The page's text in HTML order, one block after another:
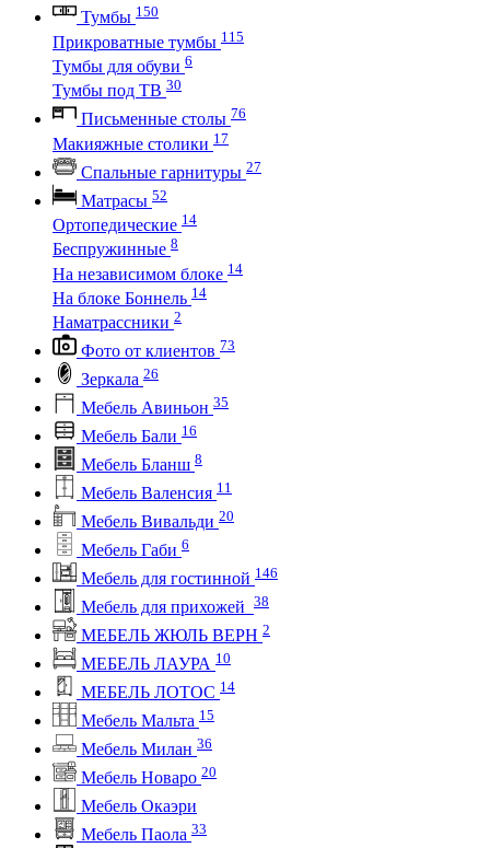
Тумбы 150
Прикроватные тумбы 115
Тумбы для обуви 6
Тумбы под ТВ 30
Письменные столы 76
Макияжные столики 17
Спальные гарнитуры 27
Матрасы 52
Ортопедические 14
Беспружинные 8
На независимом блоке 14
На блоке Боннель 14
Наматрассники 2
Фото от клиентов 73
Зеркала 26
Мебель Авиньон 35
Мебель Бали 16
Мебель Бланш 8
Мебель Валенсия 11
Мебель Вивальди 20
Мебель Габи 6
Мебель для гостинной 146
Мебель для прихожей 38
МЕБЕЛЬ ЖЮЛЬ ВЕРН 2
МЕБЕЛЬ ЛАУРА 10
МЕБЕЛЬ ЛОТОС 14
Мебель Мальта 15
Мебель Милан 36
Мебель Новаро 20
Мебель Окаэри
Мебель Паола 33